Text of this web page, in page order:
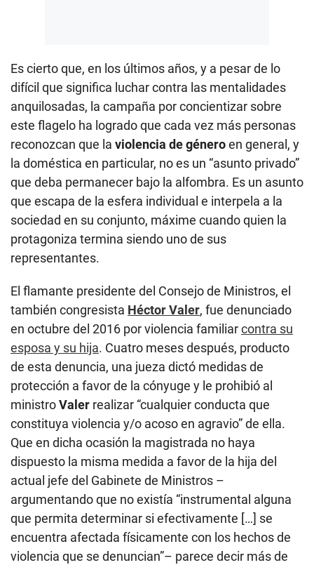
Es cierto que, en los últimos años, y a pesar de lo
difícil que significa luchar contra las mentalidades
anquilosadas, la campaña por concientizar sobre
este flagelo ha logrado que cada vez más personas
reconozcan que la violencia de géneroen general, y
la doméstica en particular, no es un “asunto privado”
que deba permanecer bajo la alfombra. Es un asunto
que escapa de la esfera individual e interpela a la
sociedad en su conjunto, máxime cuando quien la
protagoniza termina siendo uno de sus
representantes.
El flamante presidente del Consejo de Ministros, el
también congresista Héctor Valer, fue denunciado
en octubre del 2016 por violencia familiarcontra su
esposa y su hija. Cuatro meses después, producto
de esta denuncia, una jueza dictó medidas de
protección a favor de la cónyuge y le prohibió al
ministroValer realizar “cualquier conducta que
constituya violencia y/o acoso en agravio” de ella.
Que en dicha ocasión la magistrada no haya
dispuesto la misma medida a favor de la hija del
actual jefe del Gabinete de Ministros –
argumentando que no existía “instrumental alguna
que permita determinar si efectivamente […] se
encuentra afectada físicamente con los hechos de
violencia que se denuncian”– parece decir más de